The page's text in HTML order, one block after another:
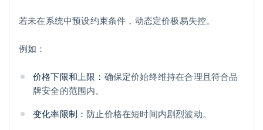
若未在系统中预设约束条件，动态定价极易失控。
例如：
价格下限和上限： 确保定价始终维持在合理且符合品
牌安全的范围内。
变化率限制： 防止价格在短时间内剧烈波动。